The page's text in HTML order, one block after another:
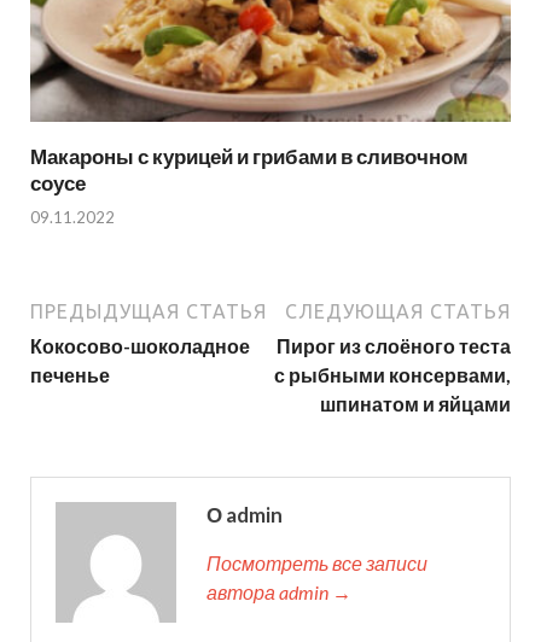
Макароны с курицей и грибами в сливочном
соусе
09.11.2022
ПРЕДЫДУЩАЯ СТАТЬЯ
Кокосово-шоколадное
печенье
СЛЕДУЮЩАЯ СТАТЬЯ
Пирог из слоёного теста
с рыбными консервами,
шпинатом и яйцами
О admin
Посмотреть все записи
автора admin →